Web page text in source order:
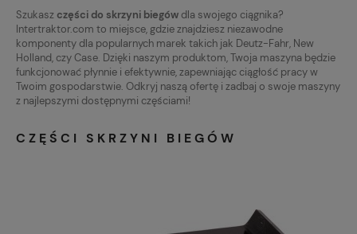
Szukasz części do skrzyni biegówdla swojego ciągnika?
Intertraktor.com to miejsce, gdzie znajdziesz niezawodne
komponenty dla popularnych marek takich jak Deutz-Fahr, New
Holland, czy Case. Dzięki naszym produktom, Twoja maszyna będzie
funkcjonować płynnie i efektywnie, zapewniając ciągłość pracy w
Twoim gospodarstwie. Odkryj naszą ofertę i zadbaj o swoje maszyny
z najlepszymi dostępnymi częściami!
CZĘŚCI SKRZYNI BIEGÓW